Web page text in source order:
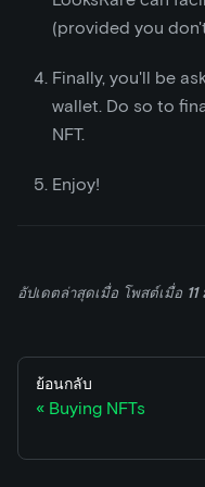
(provided you
Finally, you'll be
wallet. Do so to
NFT.
Enjoy!
อัปเดตล่าสุดเมื่อ โพสต์เมื่อ
ย้อนกลับ
Buying NFTs